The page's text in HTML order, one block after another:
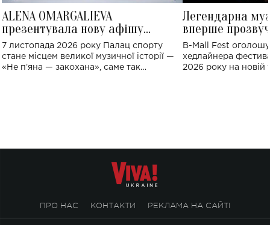
ALENA OMARGALIEVA
презентувала нову афішу
великого концерту в Палаці
спорту
7 листопада 2026 року Палац спорту
стане місцем великої музичної історії —
«Не пʼяна — закохана», саме так
Легендарна
вперше
Україні: де
B-Mall Fest
хедлайнера
2026 року на новій
ПРО НАС КОНТАКТИ РЕКЛАМА НА САЙТІ